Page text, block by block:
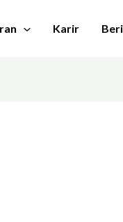
Karir